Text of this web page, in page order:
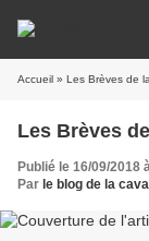
Accueil » Les Brèves de
Les Brèves
Publié le 16/09/2018
Par le blog de la